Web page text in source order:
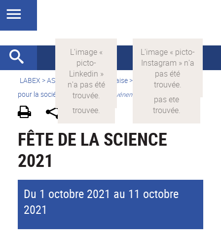
LABEX >ASLAN > Version française>
La science avec et
pour la société
Valorisation Evénements grand public
FÊTE DE LA SCIENCE
2021
Du 1 octobre 2021 au 11 octobre
2021